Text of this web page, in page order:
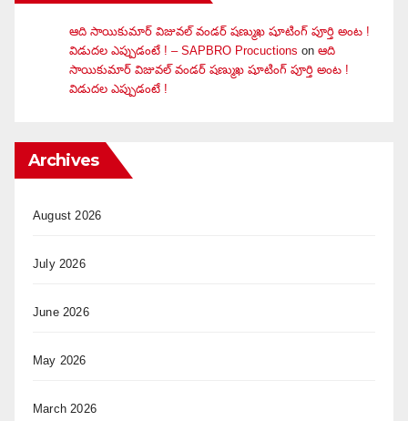
ఆది సాయికుమార్ విజువ‌ల్ వండ‌ర్ ష‌ణ్ముఖ షూటింగ్ పూర్తి అంట !
విడుదల ఎప్పుడంటే ! – SAPBRO Procuctions on ఆది
సాయికుమార్ విజువ‌ల్ వండ‌ర్ ష‌ణ్ముఖ షూటింగ్ పూర్తి అంట !
విడుదల ఎప్పుడంటే !
Archives
August 2026
July 2026
June 2026
May 2026
March 2026